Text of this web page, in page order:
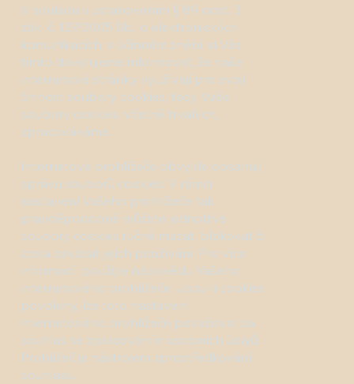
V souladu s ustanovením § 89 odst. 3
zák. č. 127/2005 Sb., o elektronických
komunikacích, v účinném znění, si Vás
tímto dovolujeme informovat, že naše
internetové stránky využívají pro svoji
činnost soubory cookies, tedy Vaše
soubory cookies, včetně trvalých,
zpracováváme.
Internetové prohlížeče obvykle obsahují
správu souborů cookies. V rámci
nastavení Vašeho prohlížeče tak
pravděpodobně můžete jednotlivé
soubory cookies ručně mazat, blokovat či
zcela zakázat jejich používání. Pro více
informací použijte nápovědu Vašeho
internetového prohlížeče. Jsou-li cookies
povoleny, lze toto nastavení
internetového prohlížeče považovat za
souhlas se zpracováním osobních údajů.
Prohlížeč je nástrojem zprostředkování
souhlasu.